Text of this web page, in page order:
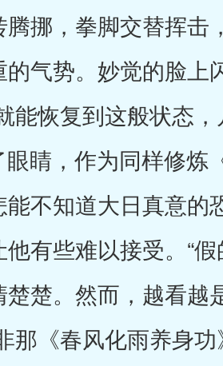
挪，拳脚交替挥击
气势。妙觉的脸上
能恢复到这般状态
睛，作为同样修炼
不知道大日真意的
有些难以接受。“假
楚。然而，越看越
那《春风化雨养身